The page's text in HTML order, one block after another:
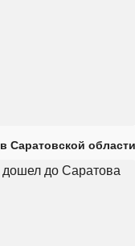
Саратовской области